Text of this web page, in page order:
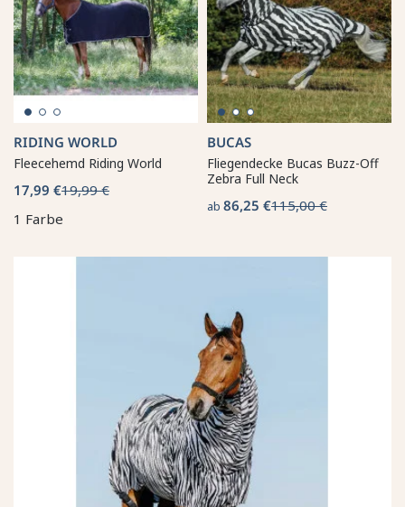
RIDING WORLD
Fleecehemd Riding World
17,99 €19,99 €
1 Farbe
BUCAS
Fliegendecke Bucas Buzz-Off
Zebra Full Neck
ab 86,25 €115,00 €